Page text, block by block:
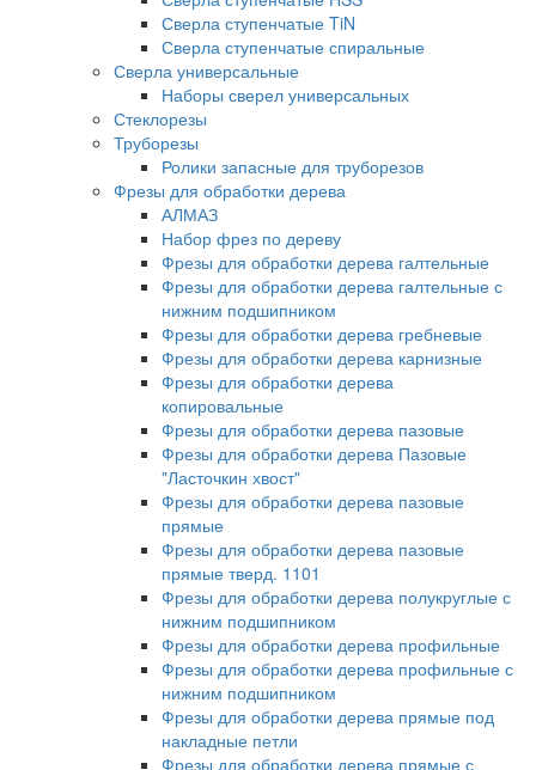
Сверла ступенчатые TiN
Сверла ступенчатые спиральные
Сверла универсальные
Наборы сверел универсальных
Стеклорезы
Труборезы
Ролики запасные для труборезов
Фрезы для обработки дерева
АЛМАЗ
Набор фрез по дереву
Фрезы для обработки дерева галтельные
Фрезы для обработки дерева галтельные с
нижним подшипником
Фрезы для обработки дерева гребневые
Фрезы для обработки дерева карнизные
Фрезы для обработки дерева
копировальные
Фрезы для обработки дерева пазовые
Фрезы для обработки дерева Пазовые
"Ласточкин хвост"
Фрезы для обработки дерева пазовые
прямые
Фрезы для обработки дерева пазовые
прямые тверд. 1101
Фрезы для обработки дерева полукруглые с
нижним подшипником
Фрезы для обработки дерева профильные
Фрезы для обработки дерева профильные с
нижним подшипником
Фрезы для обработки дерева прямые под
накладные петли
Фрезы для обработки дерева прямые с